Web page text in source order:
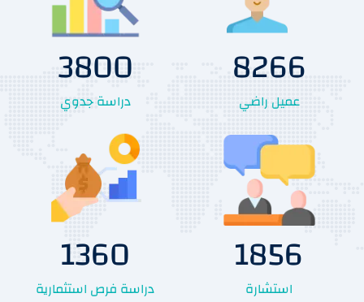
8266
عميل راضي
3800
دراسة جدوي
1856
استشارة
1360
دراسة فرص استثمارية